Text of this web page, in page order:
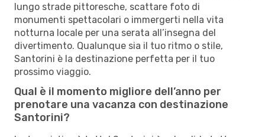
lungo strade pittoresche, scattare foto di
monumenti spettacolari o immergerti nella vita
notturna locale per una serata all’insegna del
divertimento. Qualunque sia il tuo ritmo o stile,
Santorini è la destinazione perfetta per il tuo
prossimo viaggio.
Qual è il momento migliore dell’anno per
prenotare una vacanza con destinazione
Santorini?